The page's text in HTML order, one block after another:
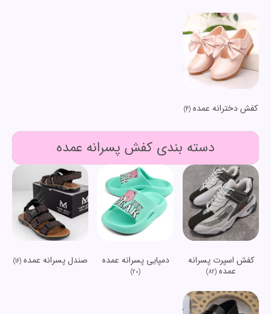
کفش دخترانه عمده (4)
دسته بندی کفش پسرانه عمده
کفش اسپرت پسرانه
عمده(82)
دمپایی پسرانه عمده
(20)
صندل پسرانه عمده(16)